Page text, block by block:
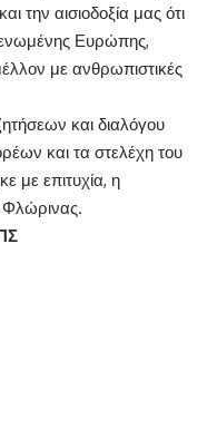
την αισιοδοξία μας ότι
ενωμένης Ευρώπης,
με ανθρωπιστικές
και διαλόγου
και τα στελέχη του
με επιτυχία, η